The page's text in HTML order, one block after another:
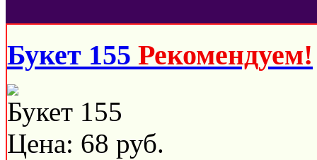
Букет 155 Рекомендуем!
Букет 155
Цена: 68 руб.